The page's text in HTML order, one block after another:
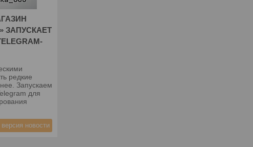
ЗАПУСКАЕТ
редкие
Запускаем
для
новости